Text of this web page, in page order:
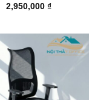
2,950,000 ₫